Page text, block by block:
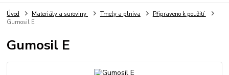
Úvod Materiály a suroviny Tmely a plniva
Připraveno k použití
Gumosil E
Gumosil E